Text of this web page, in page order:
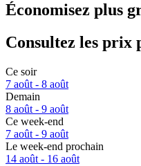
Économisez plus
Consultez les prix
Ce soir
7 août - 8 août
Demain
8 août - 9 août
Ce week-end
7 août - 9 août
Le week-end prochain
14 août - 16 août